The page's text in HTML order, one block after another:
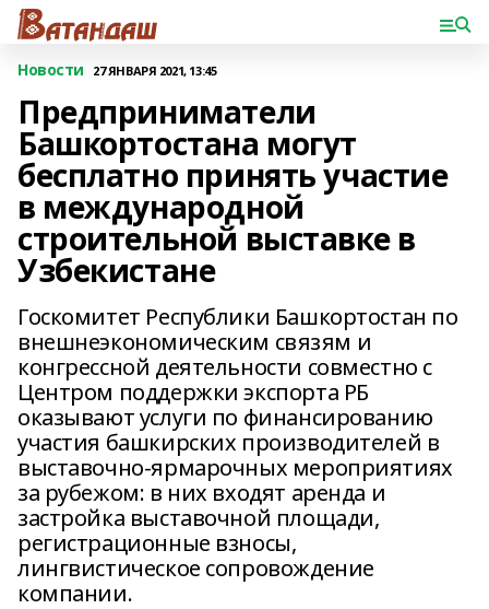
Новости 27 ЯНВАРЯ 2021, 13:45
Предприниматели
Башкортостана могут
бесплатно принять участие
в международной
строительной выставке в
Узбекистане
Госкомитет Республики Башкортостан по
внешнеэкономическим связям и
конгрессной деятельности совместно с
Центром поддержки экспорта РБ
оказывают услуги по финансированию
участия башкирских производителей в
выставочно-ярмарочных мероприятиях
за рубежом: в них входят аренда и
застройка выставочной площади,
регистрационные взносы,
лингвистическое сопровождение
компании.